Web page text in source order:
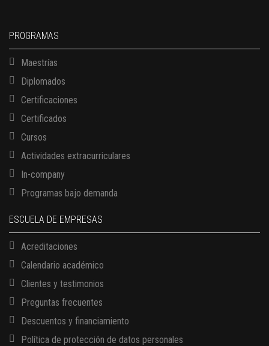
PROGRAMAS
Maestrías
Diplomados
Certificaciones
Certificados
Cursos
Actividades extracurriculares
In-company
Programas bajo demanda
ESCUELA DE EMPRESAS
Acreditaciones
Calendario académico
Clientes y testimonios
Preguntas frecuentes
Descuentos y financiamiento
Política de protección de datos personales